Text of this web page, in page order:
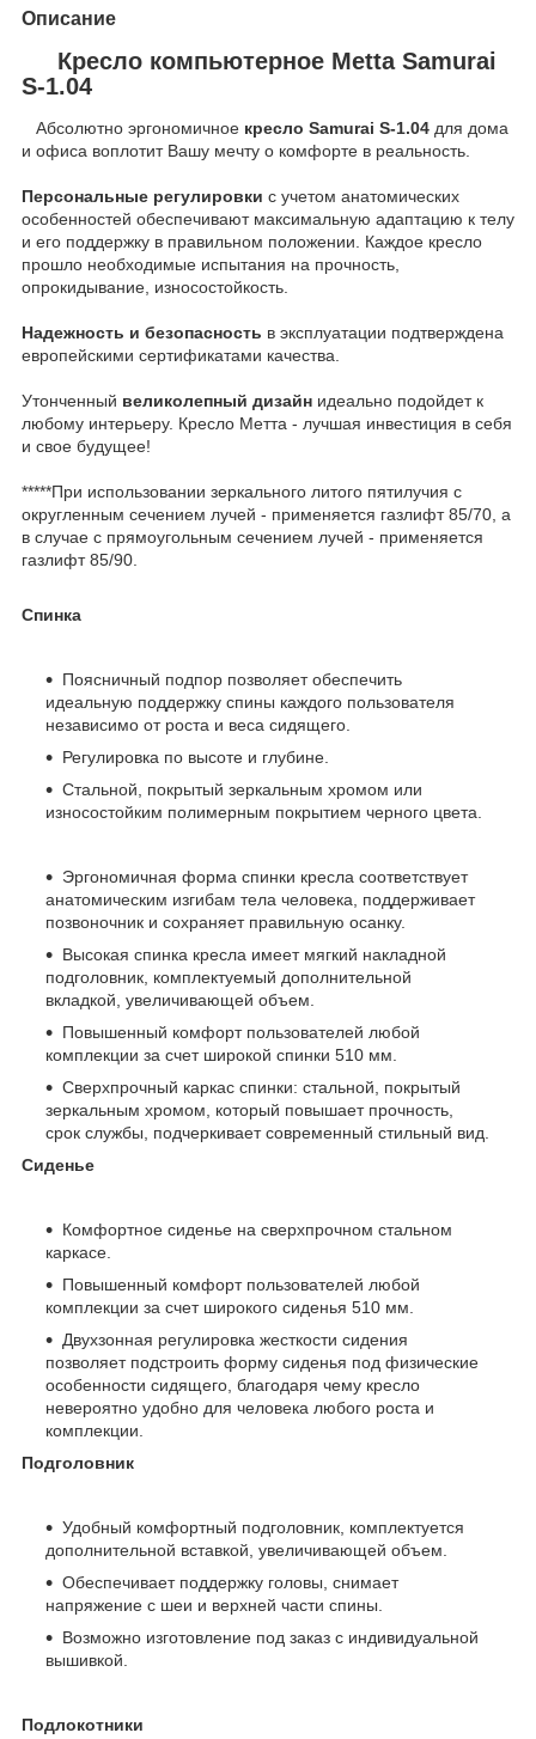
Описание
Кресло компьютерное Metta Samurai
S-1.04
Абсолютно эргономичное кресло Samurai S-1.04 для дома
и офиса воплотит Вашу мечту о комфорте в реальность.
Персональные регулировки с учетом анатомических
особенностей обеспечивают максимальную адаптацию к телу
и его поддержку в правильном положении. Каждое кресло
прошло необходимые испытания на прочность,
опрокидывание, износостойкость.
Надежность и безопасность в эксплуатации подтверждена
европейскими сертификатами качества.
Утонченный великолепный дизайн идеально подойдет к
любому интерьеру. Кресло Метта - лучшая инвестиция в себя
и свое будущее!
*****При использовании зеркального литого пятилучия с
округленным сечением лучей - применяется газлифт 85/70, а
в случае с прямоугольным сечением лучей - применяется
газлифт 85/90.
Спинка
Поясничный подпор позволяет обеспечить
идеальную поддержку спины каждого пользователя
независимо от роста и веса сидящего.
Регулировка по высоте и глубине.
Стальной, покрытый зеркальным хромом или
износостойким полимерным покрытием черного цвета.
Эргономичная форма спинки кресла соответствует
анатомическим изгибам тела человека, поддерживает
позвоночник и сохраняет правильную осанку.
Высокая спинка кресла имеет мягкий накладной
подголовник, комплектуемый дополнительной
вкладкой, увеличивающей объем.
Повышенный комфорт пользователей любой
комплекции за счет широкой спинки 510 мм.
Сверхпрочный каркас спинки: стальной, покрытый
зеркальным хромом, который повышает прочность,
срок службы, подчеркивает современный стильный вид.
Сиденье
Комфортное сиденье на сверхпрочном стальном
каркасе.
Повышенный комфорт пользователей любой
комплекции за счет широкого сиденья 510 мм.
Двухзонная регулировка жесткости сидения
позволяет подстроить форму сиденья под физические
особенности сидящего, благодаря чему кресло
невероятно удобно для человека любого роста и
комплекции.
Подголовник
Удобный комфортный подголовник, комплектуется
дополнительной вставкой, увеличивающей объем.
Обеспечивает поддержку головы, снимает
напряжение с шеи и верхней части спины.
Возможно изготовление под заказ с индивидуальной
вышивкой.
Подлокотники